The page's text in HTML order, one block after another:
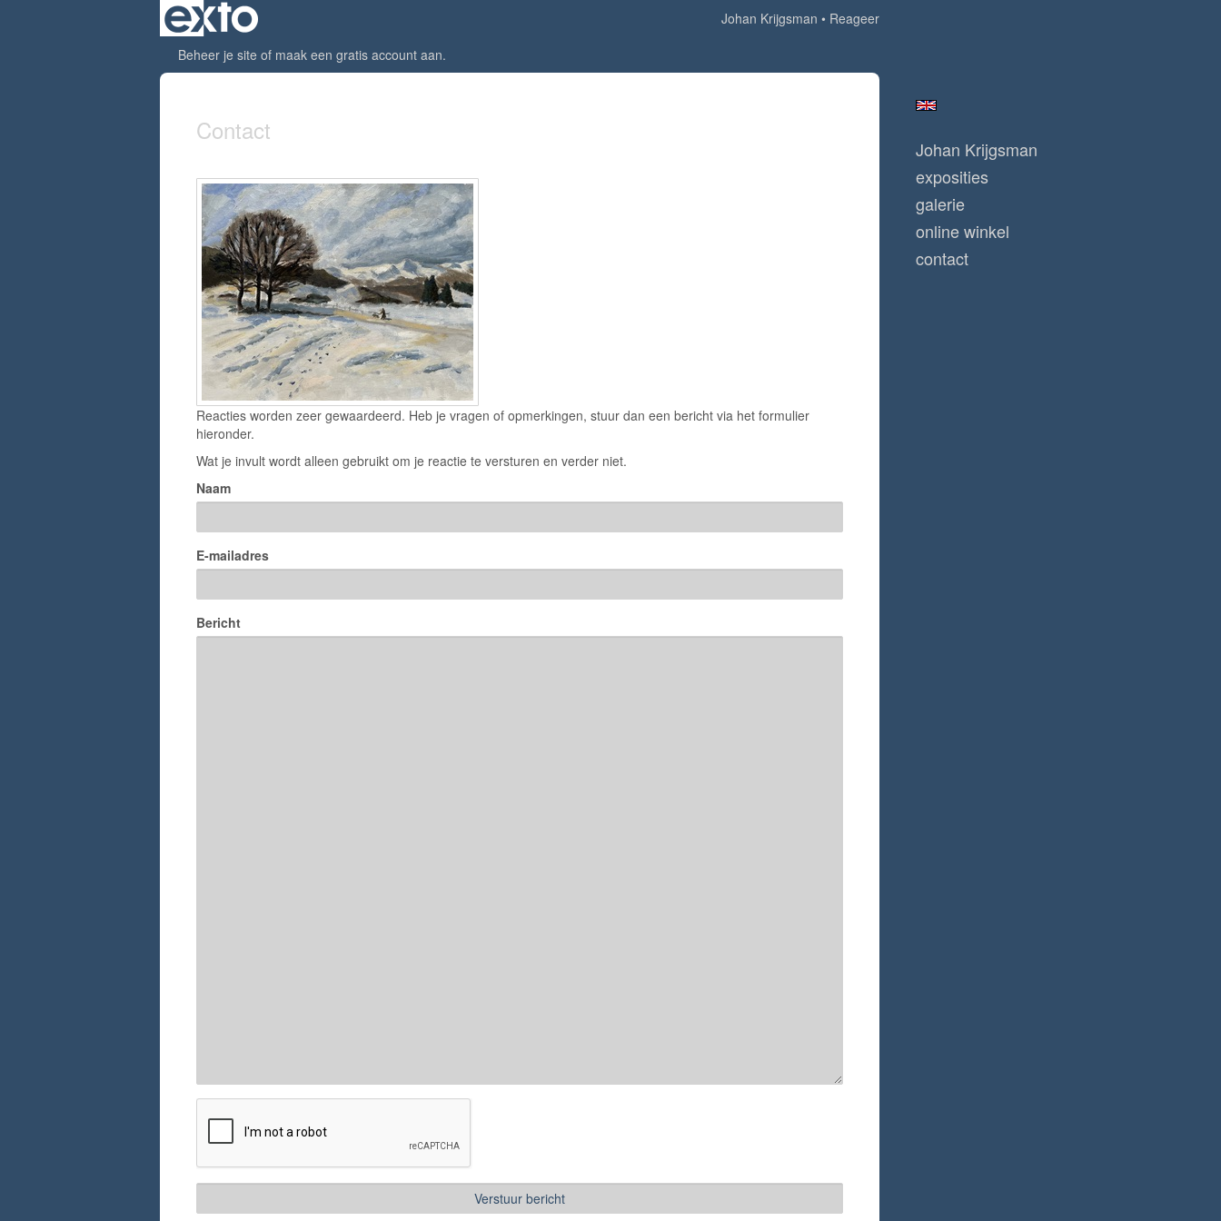
Johan Krijgsman
Reageer
Beheer je site of maak een gratis account aan.
Contact
Reacties worden zeer gewaardeerd. Heb je vragen of opmerkingen, stuur dan een bericht via het formulier
hieronder.
Wat je invult wordt alleen gebruikt om je reactie te versturen en verder niet.
Naam
E-mailadres
Bericht
Johan Krijgsman
exposities
galerie
online winkel
contact